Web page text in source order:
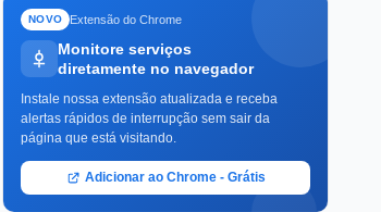
NOVO Extensão do Chrome
Monitore serviços
diretamente no navegador
Instale nossa extensão atualizada e receba
alertas rápidos de interrupção sem sair da
página que está visitando.
Adicionar ao Chrome - Grátis